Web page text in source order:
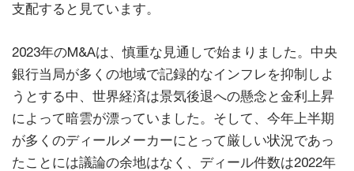
支配すると見ています。
2023年のM&Aは、慎重な見通しで始まりました。中央
銀行当局が多くの地域で記録的なインフレを抑制しよ
うとする中、世界経済は景気後退への懸念と金利上昇
によって暗雲が漂っていました。そして、今年上半期
が多くのディールメーカーにとって厳しい状況であっ
たことには議論の余地はなく、ディール件数は2022年